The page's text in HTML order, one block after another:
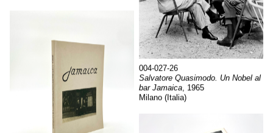
004-027-26
Salvatore Quasimodo. Un Nobel al
bar Jamaica, 1965
Milano (Italia)